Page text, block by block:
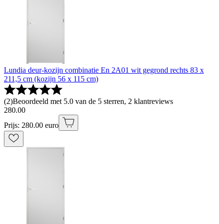
Lundia deur-kozijn combinatie En 2A01 wit gegrond rechts 83 x
211,5 cm (kozijn 56 x 115 cm)
(2)Beoordeeld met 5.0 van de 5 sterren, 2 klantreviews
280.00
Prijs: 280.00 euro